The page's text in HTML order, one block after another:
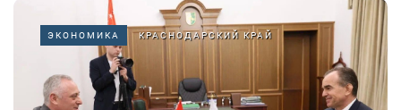
ЭКОНОМИКА КРАСНОДАРСКИЙ КРАЙ